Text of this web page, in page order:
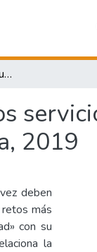
Administración pública y su relación con la gestión de los servicios públicos en la Municipalidad Provincial de Cañete - Lima, 2019
2019
deben
más
con su
la